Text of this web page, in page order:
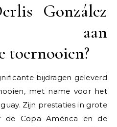
González
aan
toernooien?
bijdragen geleverd
met name voor het
Zijn prestaties in grote
de Copa América en de